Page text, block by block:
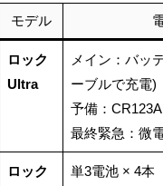
モデル
ロック
Ultra
メイン：バッ
ーブルで充電)
予備：
最終緊急：微
ロック
単3電池 × 4本